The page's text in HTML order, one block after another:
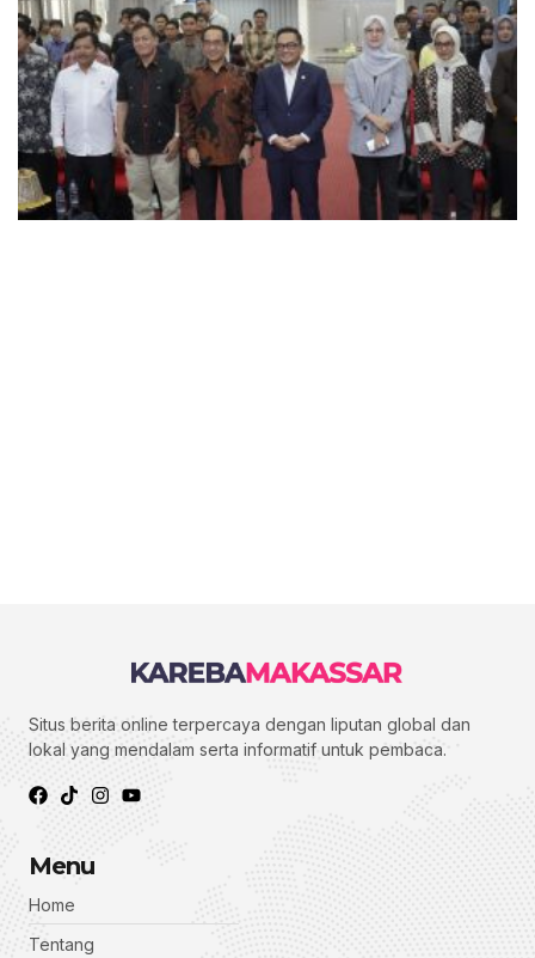
Situs berita online terpercaya dengan liputan global dan
lokal yang mendalam serta informatif untuk pembaca.
Menu
Home
Tentang